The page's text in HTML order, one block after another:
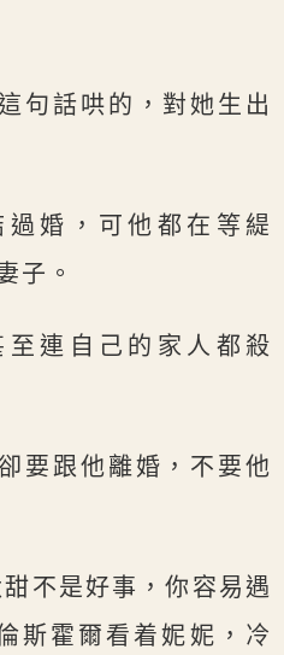
句話哄的，對她生出
婚，可他都在等緹
子。
連自己的家人都殺
要跟他離婚，不要他
不是好事，你容易遇
斯霍爾看着妮妮，冷